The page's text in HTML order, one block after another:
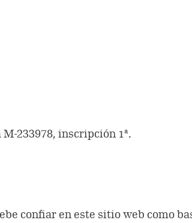
233978, inscripción 1ª.
confiar en este sitio web como